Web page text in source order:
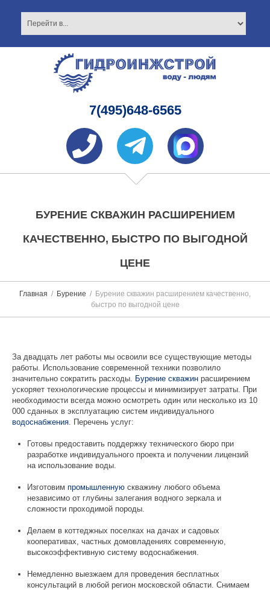
7(495)648-6565
БУРЕНИЕ СКВАЖИН РАСШИРЕНИЕМ
КАЧЕСТВЕННО, БЫСТРО ПО ВЫГОДНОЙ
ЦЕНЕ
Главная Бурение
Бурение скважин расширением качественно,
быстро по выгодной цене
За двадцать лет работы мы освоили все существующие методы
работы. Использование современной техники позволило
значительно сократить расходы. Бурение скважин расширением
ускоряет технологические процессы и минимизирует затраты. При
необходимости всегда можно осмотреть один или несколько из 10
000 сданных в эксплуатацию систем индивидуального
водоснабжения. Перечень услуг:
Готовы предоставить поддержку технического бюро при
разработке индивидуального проекта и получении лицензий
на использование воды.
Изготовим промышленную скважину любого объема
независимо от глубины залегания водного зеркала и
сложности проходимой породы.
Делаем в коттеджных поселках на дачах и садовых
кооперативах, частных домовладениях современную,
высокоэффективную систему водоснабжения.
Немедленно выезжаем для проведения бесплатных
консультаций в любой регион московской области. Снимаем